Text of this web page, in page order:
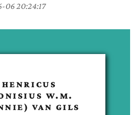
06 20:24:17
HENRICUS
W.M.
VAN GILS